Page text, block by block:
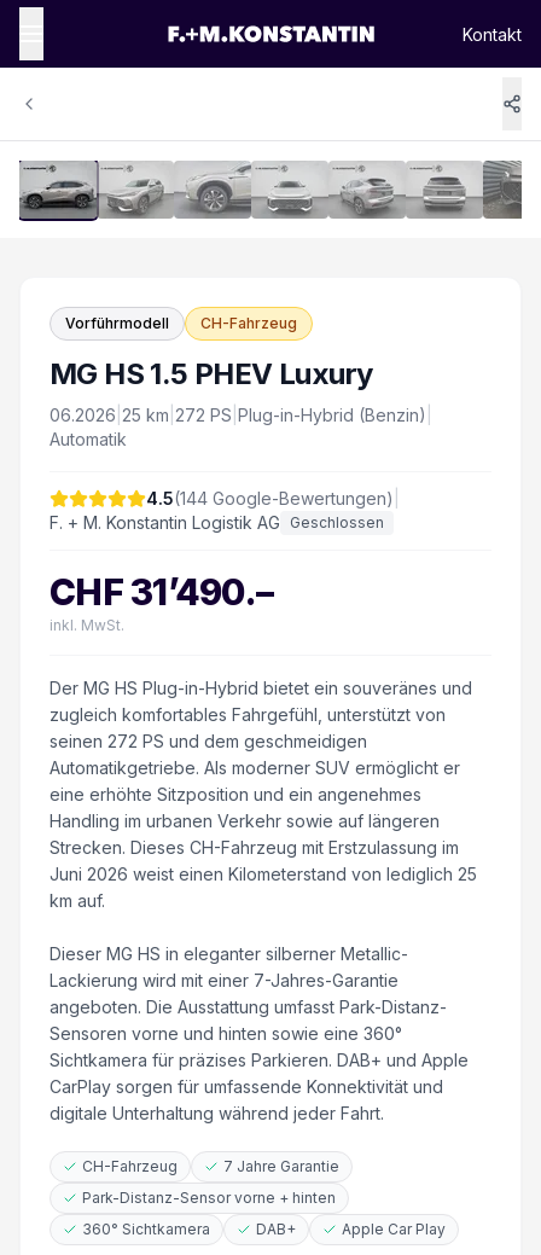
Kontakt
Vorführmodell CH-Fahrzeug
MG HS 1.5 PHEV Luxury
06.2026 25 km 272 PS Plug-in-Hybrid (Benzin)
Automatik
4.5(144 Google-Bewertungen)
F. + M. Konstantin Logistik AG
Geschlossen
CHF31’490.–
inkl. MwSt.
Der MG HS Plug-in-Hybrid bietet ein souveränes und
zugleich komfortables Fahrgefühl, unterstützt von
seinen 272 PS und dem geschmeidigen
Automatikgetriebe. Als moderner SUV ermöglicht er
eine erhöhte Sitzposition und ein angenehmes
Handling im urbanen Verkehr sowie auf längeren
Strecken. Dieses CH-Fahrzeug mit Erstzulassung im
Juni 2026 weist einen Kilometerstand von lediglich 25
km auf.
Dieser MG HS in eleganter silberner Metallic-
Lackierung wird mit einer 7-Jahres-Garantie
angeboten. Die Ausstattung umfasst Park-Distanz-
Sensoren vorne und hinten sowie eine 360°
Sichtkamera für präzises Parkieren. DAB+ und Apple
CarPlay sorgen für umfassende Konnektivität und
digitale Unterhaltung während jeder Fahrt.
CH-Fahrzeug
7 Jahre Garantie
Park-Distanz-Sensor vorne + hinten
360° Sichtkamera
DAB+ Apple Car Play